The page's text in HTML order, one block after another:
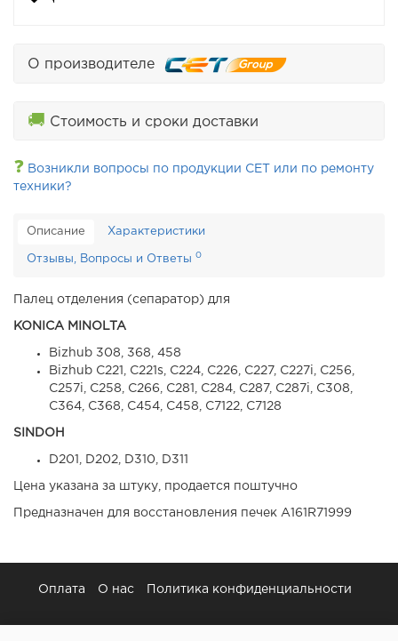
О производителе
🚚 Стоимость и сроки доставки
❓ Возникли вопросы по продукции CET или по ремонту
техники?
Описание Характеристики
Отзывы, Вопросы и Ответы 0
Палец отделения (сепаратор) для
KONICA MINOLTA
Bizhub 308, 368, 458
Bizhub C221, C221s, C224, C226, C227, C227i, C256,
C257i, C258, C266, C281, C284, C287, C287i, C308,
C364, C368, C454, C458, C7122, C7128
SINDOH
D201, D202, D310, D311
Цена указана за штуку, продается поштучно
Предназначен для восстановления печек A161R71999
Оплата О нас Политика конфиденциальности